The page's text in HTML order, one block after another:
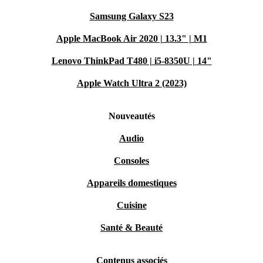
Samsung Galaxy S23
Apple MacBook Air 2020 | 13.3" | M1
Lenovo ThinkPad T480 | i5-8350U | 14"
Apple Watch Ultra 2 (2023)
Nouveautés
Audio
Consoles
Appareils domestiques
Cuisine
Santé & Beauté
Contenus associés